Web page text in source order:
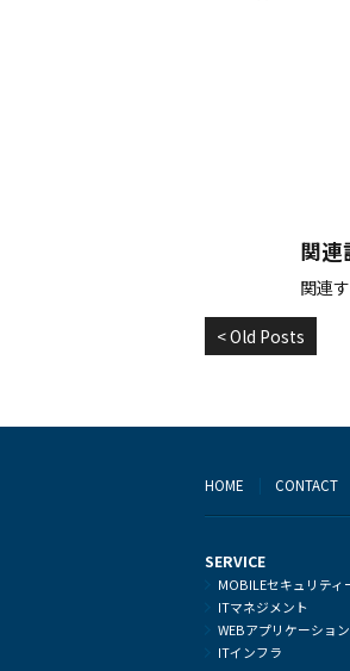
関連
関連
< Old Posts
HOME CONTACT
SERVICE
MOBILEセキュリティ
ITマネジメント
WEBアプリケーション
ITインフラ